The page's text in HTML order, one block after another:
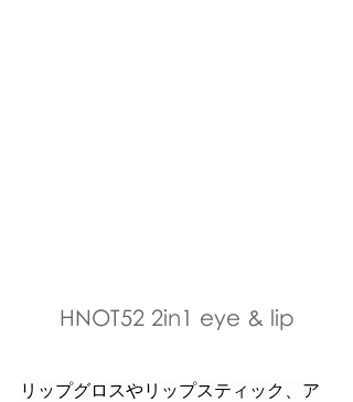
HNOT52 2in1 eye & lip
リップグロスやリップスティック、ア